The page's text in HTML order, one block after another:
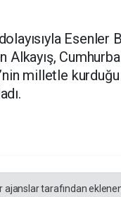
Esenler
milletle kurduğu
ajanslar tarafından